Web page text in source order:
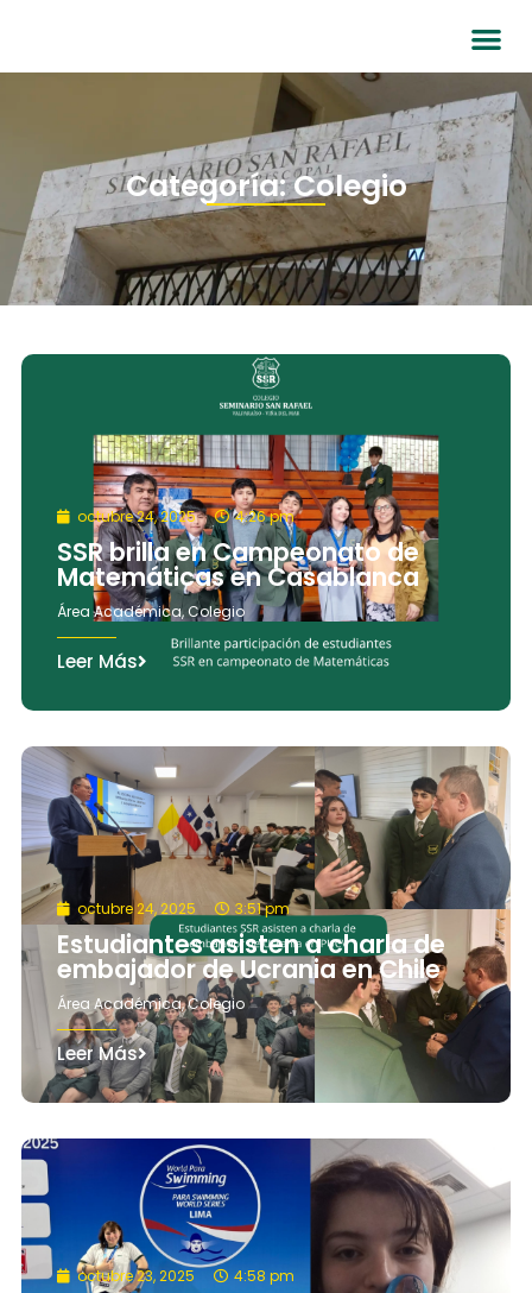
Categoría: Colegio
octubre 24, 2025 4:26 pm
SSR brilla en Campeonato de
Matemáticas en Casablanca
Área Académica,Colegio
Leer Más
octubre 24, 2025 3:51 pm
Estudiantes asisten a charla de
embajador de Ucrania en Chile
Área Académica,Colegio
Leer Más
octubre 23, 2025 4:58 pm